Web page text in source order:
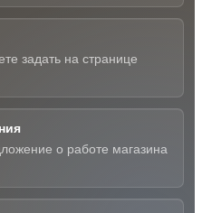
задать на странице
о работе магазина